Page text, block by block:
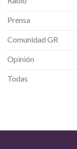
Prensa
Comunidad GR
Opinión
Todas